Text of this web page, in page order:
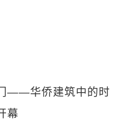
——华侨建筑中的时
幕